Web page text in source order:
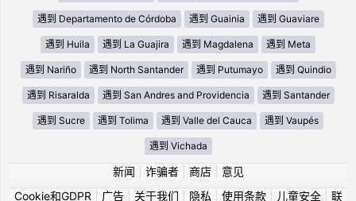
遇到 Departamento de Córdoba 遇到 Guainia 遇到 Guaviare
遇到 Huila 遇到 La Guajira 遇到 Magdalena 遇到 Meta
遇到 Nariño 遇到 North Santander 遇到 Putumayo 遇到 Quindio
遇到 Risaralda 遇到 San Andres and Providencia 遇到 Santander
遇到 Sucre 遇到 Tolima 遇到 Valle del Cauca 遇到 Vaupés
遇到 Vichada
新闻 诈骗者| 商店| 意见
Cookie和GDPR
广告| 关于我们 隐私 使用条款| 儿童安全| 联